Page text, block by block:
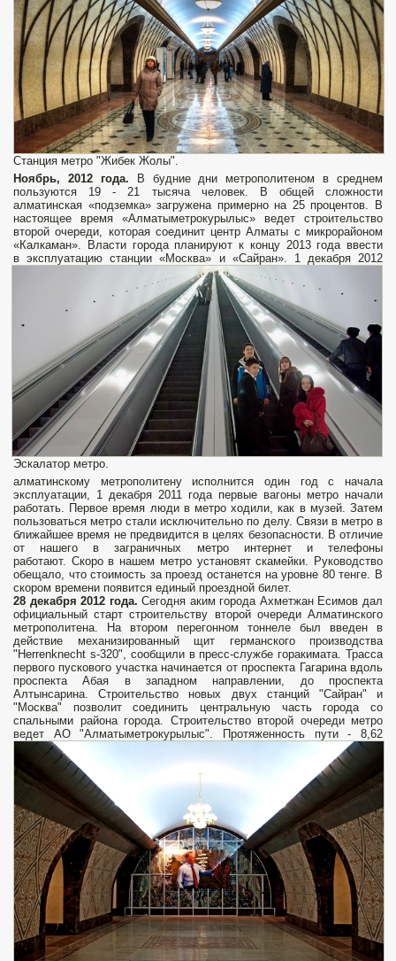
Станция метро "Жибек Жолы".
Ноябрь, 2012 года. В будние дни метрополитеном в среднем
пользуются 19 - 21 тысяча человек. В общей сложности
алматинская «подземка» загружена примерно на 25 процентов. В
настоящее время «Алматыметрокурылыс» ведет строительство
второй очереди, которая соединит центр Алматы с микрорайоном
«Калкаман». Власти города планируют к концу 2013 года ввести
в эксплуатацию станции «Москва» и «Сайран».
Эскалатор метро.
1 декабря 2012
алматинскому метрополитену исполнится один год с начала
эксплуатации, 1 декабря 2011 года первые вагоны метро начали
работать. Первое время люди в метро ходили, как в музей. Затем
пользоваться метро стали исключительно по делу. Связи в метро в
ближайшее время не предвидится в целях безопасности. В отличие
от нашего в заграничных метро интернет и телефоны
работают. Скоро в нашем метро установят скамейки. Руководство
обещало, что стоимость за проезд останется на уровне 80 тенге. В
скором времени появится единый проездной билет.
28 декабря 2012 года.Сегодня аким города Ахметжан Есимов дал
официальный старт строительству второй очереди Алматинского
метрополитена. На втором перегонном тоннеле был введен в
действие механизированный щит германского производства
"Herrenknеcht s-320", сообщили в пресс-службе горакимата. Трасса
первого пускового участка начинается от проспекта Гагарина вдоль
проспекта Абая в западном направлении, до проспекта
Алтынсарина. Строительство новых двух станций "Сайран" и
"Москва" позволит соединить центральную часть города со
спальными района города. Строительство второй очереди метро
ведет АО "Алматыметрокурылыс". Протяженность пути - 8,62